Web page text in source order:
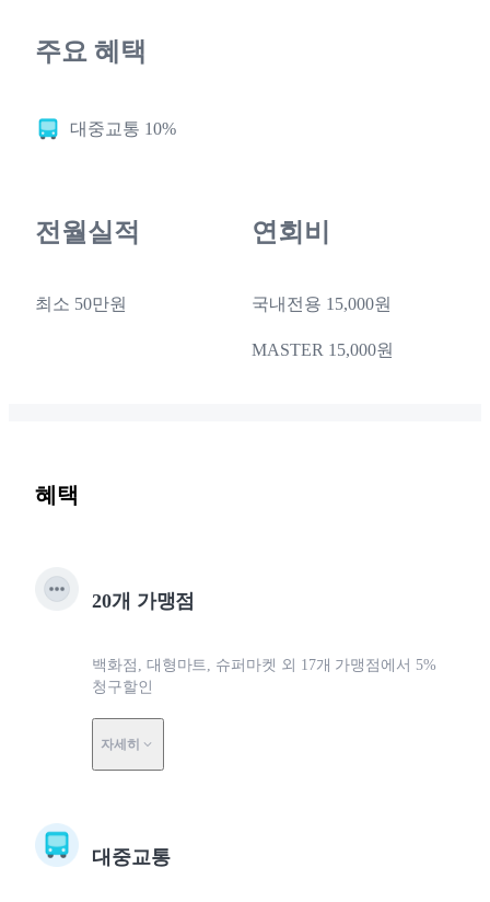
주요 혜택
대중교통 10%
전월실적
최소 50만원
연회비
국내전용 15,000원
MASTER 15,000원
혜택
20개 가맹점
백화점, 대형마트, 슈퍼마켓 외 17개 가맹점에서 5%
청구할인
자세히
대중교통